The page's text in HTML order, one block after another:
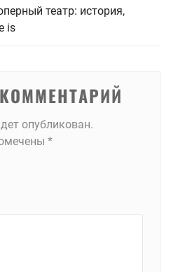
театр: история,
is
опубликован.
*